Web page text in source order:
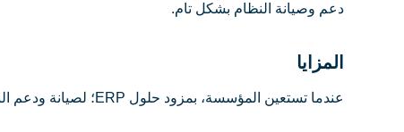
دعم وصيانة النظام بشكل تام.
المزايا
عندما تستعين المؤسسة، بمزود حلول ERP؛ لصيانة ودعم النظام الخاص بها، فإن ذلك يُحقق العديد من الفوائد والمزايا، مثل ما يلي: